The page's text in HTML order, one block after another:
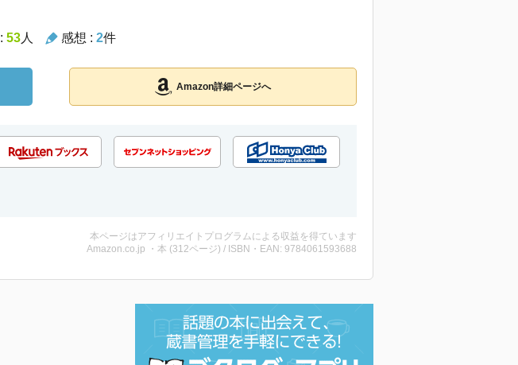
53人 感想 : 2件
Amazon詳細ページへ
本ページはアフィリエイトプログラムによる収益を得ています
Amazon.co.jp ・本 (312ページ) / ISBN・EAN: 9784061593688